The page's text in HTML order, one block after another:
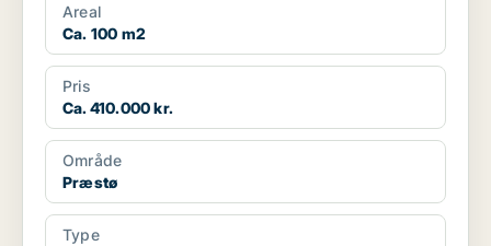
Areal
Ca. 100 m2
Pris
Ca. 410.000 kr.
Område
Præstø
Type